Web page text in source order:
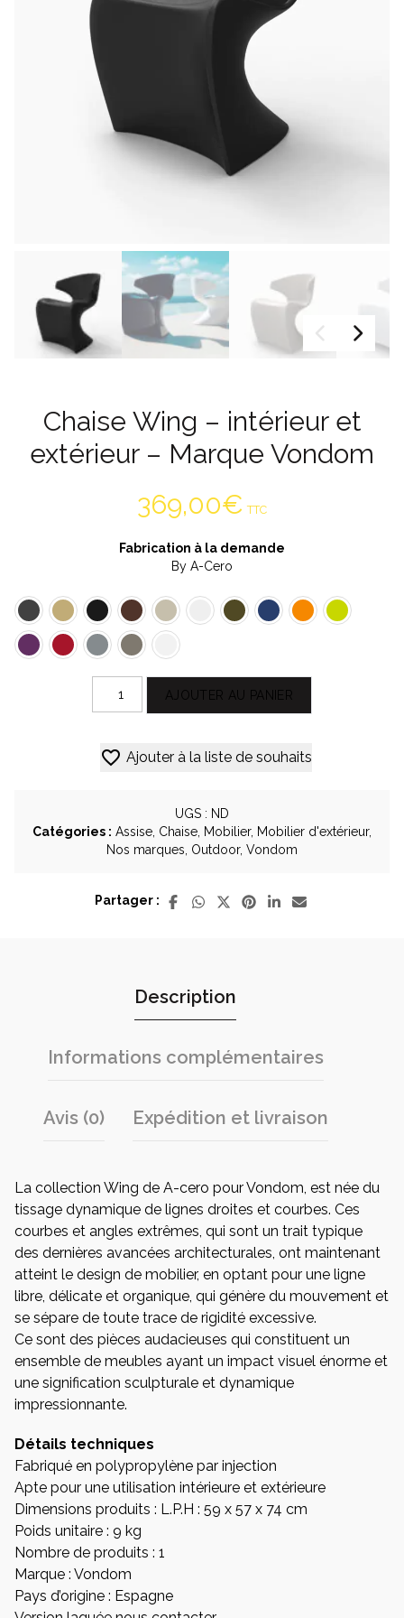
Chaise Wing – intérieur et
extérieur – Marque Vondom
369,00€ TTC
Fabrication à la demande
By A-Cero
-
Marque
AJOUTER AU PANIER
Ajouter à la liste de souhaits
UGS : ND
Catégories : Assise Chaise Mobilier, Mobilier d'extérieur,
Nos marques Outdoor, Vondom
Partager :
Description
Informations complémentaires
Avis (0) Expédition et livraison
La collection Wing de A-cero pour Vondom, est née du
tissage dynamique de lignes droites et courbes. Ces
courbes et angles extrêmes, qui sont un trait typique
des dernières avancées architecturales, ont maintenant
atteint le design de mobilier, en optant pour une ligne
libre, délicate et organique, qui génère du mouvement et
se sépare de toute trace de rigidité excessive.
Ce sont des pièces audacieuses qui constituent un
ensemble de meubles ayant un impact visuel énorme et
une signification sculpturale et dynamique
impressionnante.
Détails techniques
Fabriqué en polypropylène par injection
Apte pour une utilisation intérieure et extérieure
Dimensions produits : L.P.H : 59 x 57 x 74 cm
Poids unitaire : 9 kg
Nombre de produits : 1
Marque : Vondom
Pays d’origine : Espagne